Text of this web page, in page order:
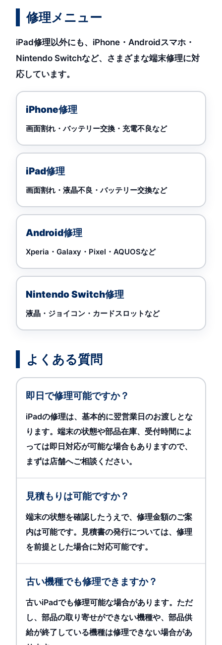
修理メニュー
iPad修理以外にも、iPhone・Androidスマホ・
Nintendo Switchなど、さまざまな端末修理に対
応しています。
iPhone修理
画面割れ・バッテリー交換・充電不良など
iPad修理
画面割れ・液晶不良・バッテリー交換など
Android修理
Xperia・Galaxy・Pixel・AQUOSなど
Nintendo Switch修理
液晶・ジョイコン・カードスロットなど
よくある質問
即日で修理可能ですか？
iPadの修理は、基本的に翌営業日のお渡しとな
ります。端末の状態や部品在庫、受付時間によ
っては即日対応が可能な場合もありますので、
まずは店舗へご相談ください。
見積もりは可能ですか？
端末の状態を確認したうえで、修理金額のご案
内は可能です。見積書の発行については、修理
を前提とした場合に対応可能です。
古い機種でも修理できますか？
古いiPadでも修理可能な場合があります。ただ
し、部品の取り寄せができない機種や、部品供
給が終了している機種は修理できない場合があ